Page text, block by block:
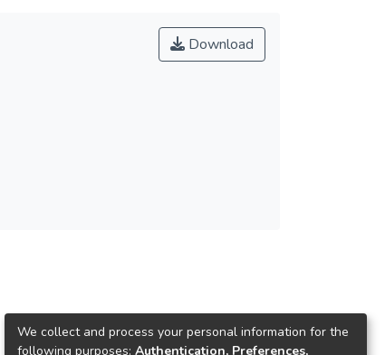
Download
We collect and process your personal information for the
following purposes: Authentication, Preferences,